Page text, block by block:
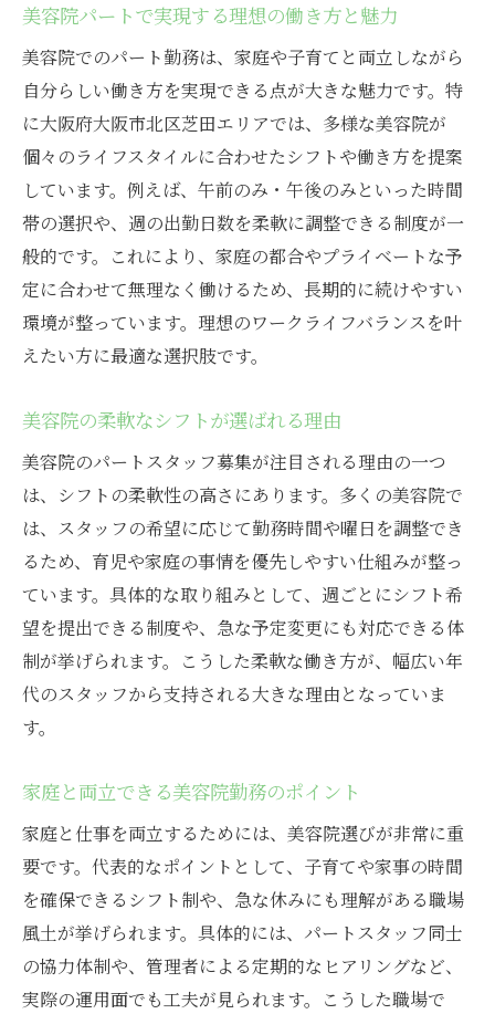
美容院パートスタッフのための育児支援と
は
子育てママに人気の美容院勤務の理由
美容院で叶う柔軟な勤務時間のメリット
家族との時間を大切にできる美容院のお仕
事
美容院パートで実感する職場の理解とサポ
ート
大阪市北区芝田で見つかる理想の職場環境
美容院パートに最適な快適職場の特徴
美容院パートスタッフにやさしい職場づく
り
美容院で実現する働きやすさの秘密
美容院選びで職場環境を重視するポイント
美容院パートスタッフの満足度が高い理由
働きやすさ重視の美容院パート募集事情
美容院パート募集で注目すべきポイント
柔軟な働き方が叶う美容院求人の特徴
美容院パート募集で人気の条件とは
美容院求人で働きやすさを見極めるコツ
ブランク歓迎の美容院で再スタートを切る方法
美容院パートでブランクから復帰するコツ
美容院で安心して再スタートできる理由
ブランクOKな美容院求人の特徴を解説
美容院パートで実現する理想の働き方と魅力
美容院でのパート勤務は、家庭や子育てと両立しながら
自分らしい働き方を実現できる点が大きな魅力です。特
に大阪府大阪市北区芝田エリアでは、多様な美容院が
個々のライフスタイルに合わせたシフトや働き方を提案
しています。例えば、午前のみ・午後のみといった時間
帯の選択や、週の出勤日数を柔軟に調整できる制度が一
般的です。これにより、家庭の都合やプライベートな予
定に合わせて無理なく働けるため、長期的に続けやすい
環境が整っています。理想のワークライフバランスを叶
えたい方に最適な選択肢です。
美容院の柔軟なシフトが選ばれる理由
美容院のパートスタッフ募集が注目される理由の一つ
は、シフトの柔軟性の高さにあります。多くの美容院で
は、スタッフの希望に応じて勤務時間や曜日を調整でき
るため、育児や家庭の事情を優先しやすい仕組みが整っ
ています。具体的な取り組みとして、週ごとにシフト希
望を提出できる制度や、急な予定変更にも対応できる体
制が挙げられます。こうした柔軟な働き方が、幅広い年
代のスタッフから支持される大きな理由となっていま
す。
家庭と両立できる美容院勤務のポイント
家庭と仕事を両立するためには、美容院選びが非常に重
要です。代表的なポイントとして、子育てや家事の時間
を確保できるシフト制や、急な休みにも理解がある職場
風土が挙げられます。具体的には、パートスタッフ同士
の協力体制や、管理者による定期的なヒアリングなど、
実際の運用面でも工夫が見られます。こうした職場で